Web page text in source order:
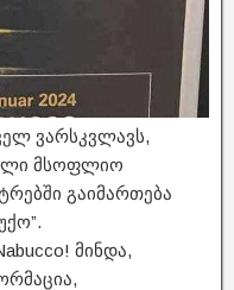
ვარსკვლავს,
მსოფლიო
გაიმართება
მინდა,